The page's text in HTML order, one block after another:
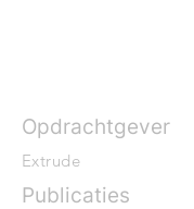
Opdrachtgever
Extrude
Publicaties